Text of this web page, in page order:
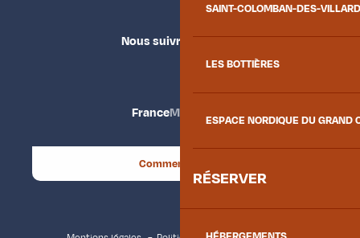
SAINT-COLOMBAN-DES-
LES BOTTIÈRES
ESPACE NORDIQUE DU GRAND
RÉSERVER
Nous suivre
FranceMaurienne
Comment venir ?